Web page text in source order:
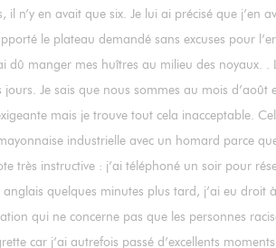
n’y en avait que six. Je lui ai précisé que j’en
le plateau demandé sans excuses pour
dû manger mes huîtres au milieu des noyaux. .
Je sais que nous sommes au mois d’août
mais je trouve tout cela inacceptable.
industrielle avec un homard parce
très instructive : j’ai téléphoné un soir pour
quelques minutes plus tard, j’ai eu droit
qui ne concerne pas que les personnes
car j’ai autrefois passé d’excellents